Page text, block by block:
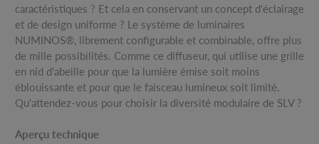
caractéristiques ? Et cela en conservant un concept d'éclairage
et de design uniforme ? Le système de luminaires
NUMINOS®, librement configurable et combinable, offre plus
de mille possibilités. Comme ce diffuseur, qui utilise une grille
en nid d'abeille pour que la lumière émise soit moins
éblouissante et pour que le faisceau lumineux soit limité.
Qu'attendez-vous pour choisir la diversité modulaire de SLV ?
Aperçu technique